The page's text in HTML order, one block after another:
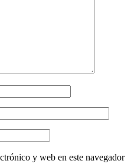
y web en este navegador